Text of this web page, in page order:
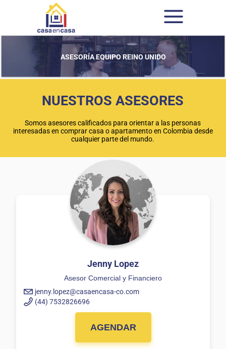
ASESORÍA EQUIPO REINO UNIDO
NUESTROS ASESORES
Somos asesores calificados para orientar a las personas
interesadas en comprar casa o apartamento en Colombia desde
cualquier parte del mundo.
Jenny Lopez
Asesor Comercial y Financiero
jenny.lopez@casaencasa-co.com
(44) 7532826696
AGENDAR